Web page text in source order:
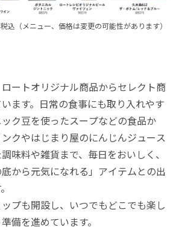
込（メニュー、価格は変更の可能性があります）
ートオリジナル商品からセレクト商
ます。日常の食事にも取り入れやす
ク豆を使ったスープなどの食品か
クやはじまり屋のにんじんジュース
味料や雑貨まで、毎日をおいしく、
から元気になれる」アイテムとの出
プも開設し、いつでもどこでも楽し
備を進めています。